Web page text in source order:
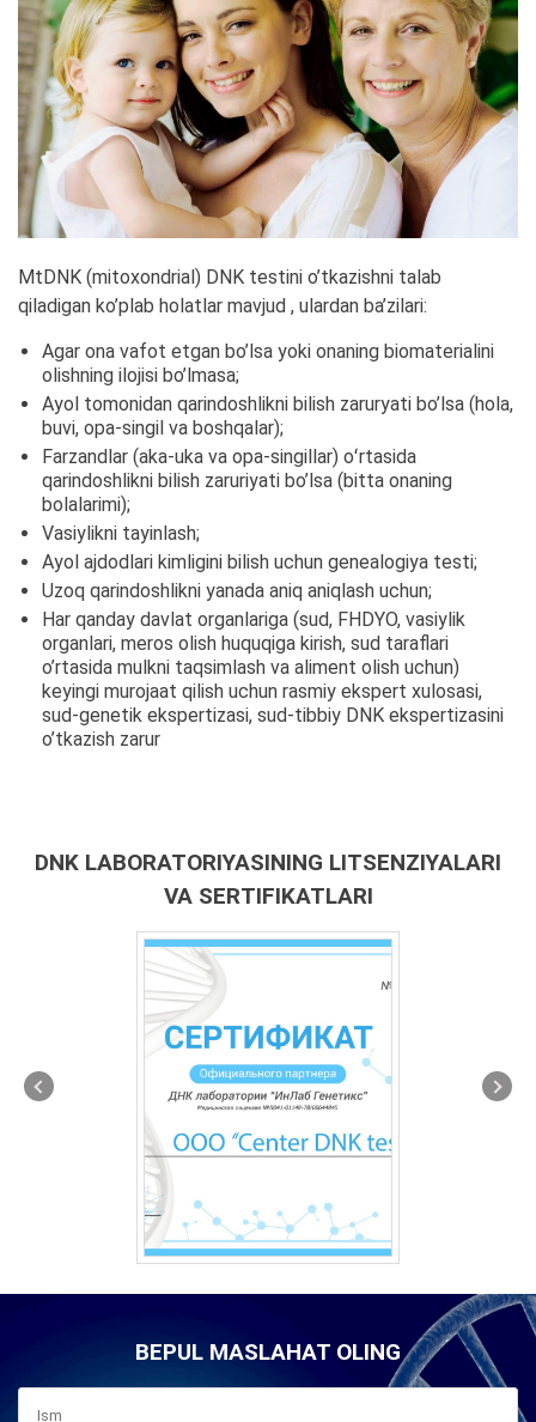
MtDNK (mitoxondrial) DNK testini o’tkazishni talab
qiladigan ko’plab holatlar mavjud , ulardan ba’zilari:
Agar ona vafot etgan bo’lsa yoki onaning biomaterialini
olishning ilojisi bo’lmasa;
Ayol tomonidan qarindoshlikni bilish zaruryati bo’lsa (hola,
buvi, opa-singil va boshqalar);
Farzandlar (aka-uka va opa-singillar) oʻrtasida
qarindoshlikni bilish zaruriyati bo’lsa (bitta onaning
bolalarimi);
Vasiylikni tayinlash;
Ayol ajdodlari kimligini bilish uchun genealogiya testi;
Uzoq qarindoshlikni yanada aniq aniqlash uchun;
Har qanday davlat organlariga (sud, FHDYO, vasiylik
organlari, meros olish huquqiga kirish, sud taraflari
o’rtasida mulkni taqsimlash va aliment olish uchun)
keyingi murojaat qilish uchun rasmiy ekspert xulosasi,
sud-genetik ekspertizasi, sud-tibbiy DNK ekspertizasini
o’tkazish zarur
DNK LABORATORIYASINING LITSENZIYALARI
VA SERTIFIKATLARI
BEPUL MASLAHAT OLING